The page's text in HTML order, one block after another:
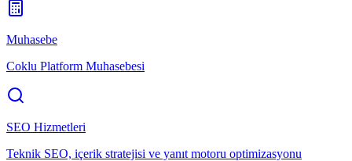
Muhasebe
Coklu Platform Muhasebesi
SEO Hizmetleri
Teknik SEO, içerik stratejisi ve yanıt motoru optimizasyonu